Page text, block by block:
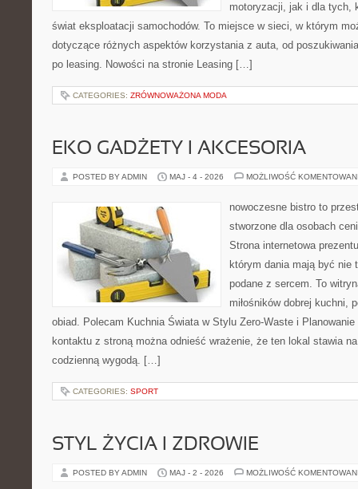
motoryzacji, jak i dla tych,
świat eksploatacji samochodów. To miejsce w sieci, w którym
dotyczące różnych aspektów korzystania z auta, od
po leasing. Nowości na stronie Leasing […]
CATEGORIES: ZRÓWNOWAŻONA MODA
EKO GADŻETY I AKCESORIA
POSTED BY ADMIN MAJ - 4 - 2026 MOŻLIWOŚĆ
nowoczesne bistro to
stworzone dla osobach
Strona internetowa
którym dania mają być nie
podane z sercem. To
miłośników dobrej kuchni,
obiad. Polecam Kuchnia Świata w Stylu Zero-Waste i Planowanie
kontaktu z stroną można odnieść wrażenie, że ten lokal stawia
codzienną wygodą. […]
CATEGORIES: SPORT
STYL ŻYCIA I ZDROWIE
POSTED BY ADMIN MAJ - 2 - 2026 MOŻLIWOŚĆ